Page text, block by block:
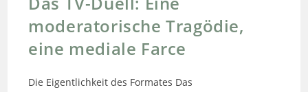
moderatorische Tragödie,
eine mediale Farce
Die Eigentlichkeit des Formates Das